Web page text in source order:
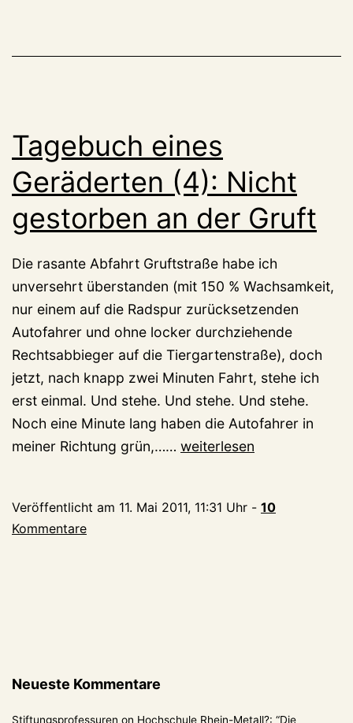
Tagebuch eines
Geräderten (4): Nicht
gestorben an der Gruft
Die rasante Abfahrt Gruftstraße habe ich
unversehrt überstanden (mit 150 % Wachsamkeit,
nur einem auf die Radspur zurücksetzenden
Autofahrer und ohne locker durchziehende
Rechtsabbieger auf die Tiergartenstraße), doch
jetzt, nach knapp zwei Minuten Fahrt, stehe ich
erst einmal. Und stehe. Und stehe. Und stehe.
Noch eine Minute lang haben die Autofahrer in
meiner Richtung grün,…… Tagebuch
(4):
weiterlesen
Veröffentlicht am 11. Mai 2011, 11:31 Uhr - 10
Kommentare
Neueste Kommentare
Stiftungsprofessuren on Hochschule Rhein-Metall?: “Die